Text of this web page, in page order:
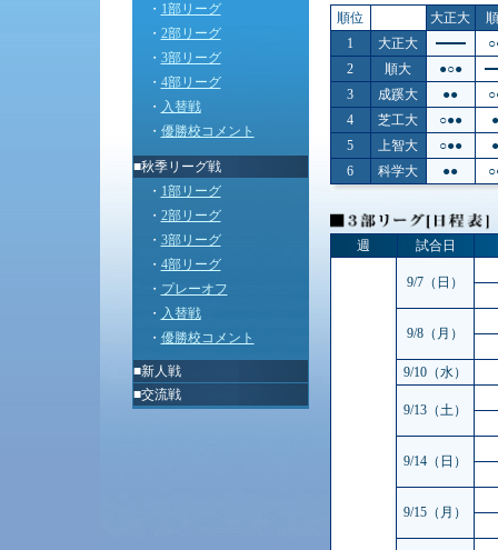
・ 1部リーグ
・ 2部リーグ
・ 3部リーグ
・ 4部リーグ
・ 入替戦
・ 優勝校コメント
■秋季リーグ戦
・ 1部リーグ
・ 2部リーグ
・ 3部リーグ
・ 4部リーグ
・ プレーオフ
・ 入替戦
・ 優勝校コメント
■新人戦
■交流戦
順位 大正大
1
大正大
2
順大
●○●
3
成蹊大 ●●
4
芝工大 ○●●
5
上智大 ○●●
6
科学大 ●●
週 試合日
9/7（日）
9/8（月）
9/10（水）
9/13（土）
9/14（日）
9/15（月）